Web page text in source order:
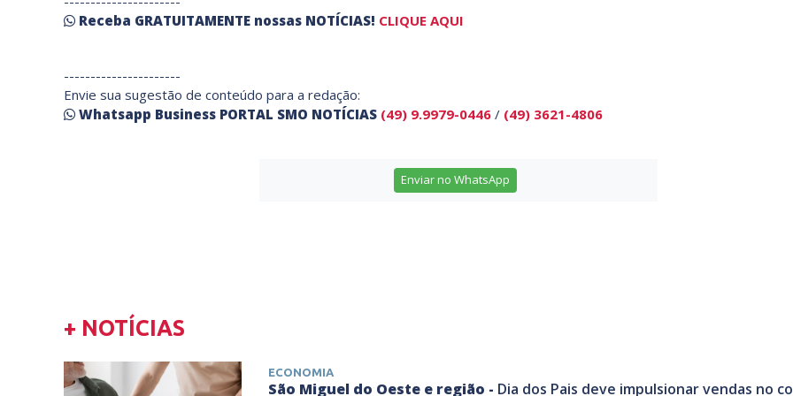
Receba GRATUITAMENTE nossas NOTÍCIAS! CLIQUE AQUI
----------------------
Envie sua sugestão de conteúdo para a redação:
Whatsapp Business PORTAL SMO NOTÍCIAS (49) 9.9979-0446 / (49) 3621-4806
Enviar no WhatsApp
+ NOTÍCIAS
ECONOMIA
São Miguel do Oeste e região - Dia dos Pais deve impulsionar vendas no